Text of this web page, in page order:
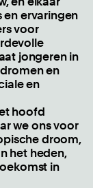
en ervaringen
voor
jongeren in
en
en
hoofd
we ons voor
droom,
het heden,
in